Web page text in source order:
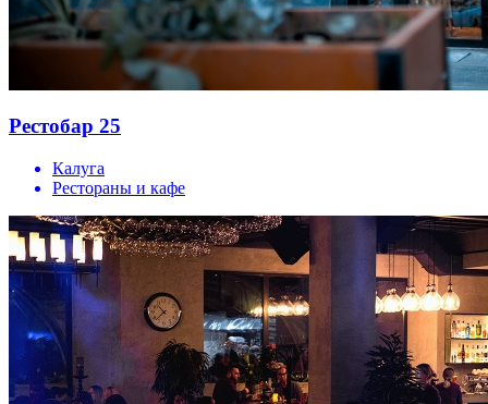
Рестобар 25
Калуга
Рестораны и кафе